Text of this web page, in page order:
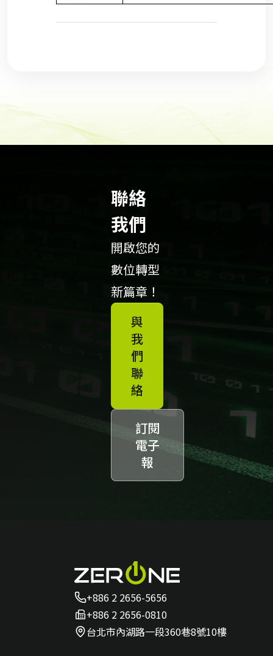
聯絡
我們
開啟您的
數位轉型
新篇章！
與
我
們
聯
絡
訂閱
電子
報
+886 2 2656-5656
+886 2 2656-0810
台北市內湖路一段360巷8號10樓